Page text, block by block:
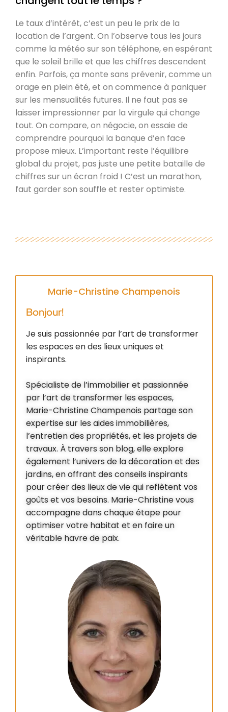
Le taux d’intérêt, c’est un peu le prix de la
location de l’argent. On l’observe tous les jours
comme la météo sur son téléphone, en espérant
que le soleil brille et que les chiffres descendent
enfin. Parfois, ça monte sans prévenir, comme un
orage en plein été, et on commence à paniquer
sur les mensualités futures. Il ne faut pas se
laisser impressionner par la virgule qui change
tout. On compare, on négocie, on essaie de
comprendre pourquoi la banque d’en face
propose mieux. L’important reste l’équilibre
global du projet, pas juste une petite bataille de
chiffres sur un écran froid ! C’est un marathon,
faut garder son souffle et rester optimiste.
Marie-Christine Champenois
Bonjour!
Je suis passionnée par l’art de transformer
les espaces en des lieux uniques et
inspirants.
Spécialiste de l’immobilier et passionnée
par l’art de transformer les espaces,
Marie-Christine Champenois partage son
expertise sur les aides immobilières,
l’entretien des propriétés, et les projets de
travaux. À travers son blog, elle explore
également l’univers de la décoration et des
jardins, en offrant des conseils inspirants
pour créer des lieux de vie qui reflètent vos
goûts et vos besoins. Marie-Christine vous
accompagne dans chaque étape pour
optimiser votre habitat et en faire un
véritable havre de paix.